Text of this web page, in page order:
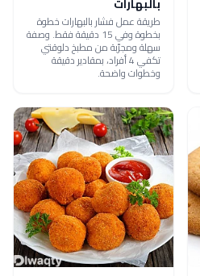
بالبهارات
طريقة عمل فشار بالبهارات خطوة
بخطوة وفي 15 دقيقة فقط. وصفة
سهلة ومجرّبة من مطبخ دلوقتي
تكفي 4 أفراد، بمقادير دقيقة
وخطوات واضحة.